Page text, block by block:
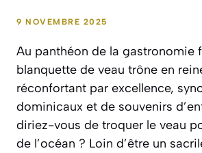
9 NOVEMBRE 2025
Au panthéon de la gastronomie
blanquette de veau trône en
réconfortant par excellence,
dominicaux et de souvenirs
diriez-vous de troquer le veau
de l’océan ? Loin d’être un